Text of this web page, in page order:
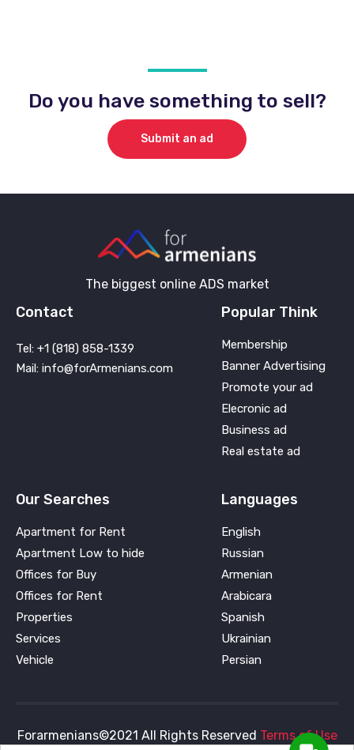
Do you have something to sell?
Submit an ad
The biggest online ADS market
Contact
Tel: +1 (818) 858-1339
Mail: info@forArmenians.com
Popular Think
Membership
Banner Advertising
Promote your ad
Elecronic ad
Business ad
Real estate ad
Our Searches
Apartment for Rent
Apartment Low to hide
Offices for Buy
Offices for Rent
Properties
Services
Vehicle
Languages
English
Russian
Armenian
Arabicara
Spanish
Ukrainian
Persian
Forarmenians©2021 All Rights Reserved Terms of Use